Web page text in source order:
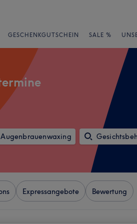
GESCHENKGUTSCHEIN SALE %
Augenbrauenwaxing
Expressangebote Bewertung